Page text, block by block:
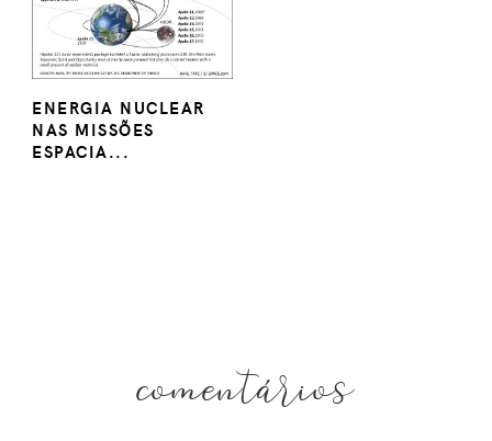
ENERGIA NUCLEAR
NAS MISSÕES
ESPACIA...
comentários